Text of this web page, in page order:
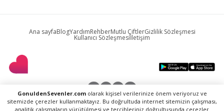
Ana sayfaBlogYardımRehberMutlu ÇiftlerGizlilik Sözleşmesi
Kullanıcı Sözleşmesiİletişim
GonuldenSevenler.comolarak kişisel verilerinize önem veriyoruz ve
sitemizde çerezler kullanmaktayız. Bu doğrultuda internet sitemizin çalışması,
analitik çalışmaların yürütülmesi ve tercihleriniz doğrultusunda çerezler